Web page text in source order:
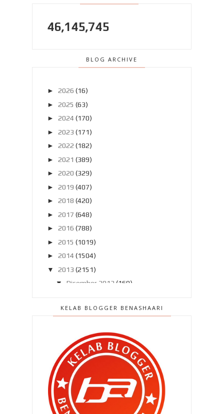
46,145,745
BLOG ARCHIVE
► 2026 (16)
► 2025 (63)
► 2024 (170)
► 2023 (171)
► 2022 (182)
► 2021 (389)
► 2020 (329)
► 2019 (407)
► 2018 (420)
► 2017 (648)
► 2016 (788)
► 2015 (1019)
► 2014 (1504)
▼
2013 (2151)
▼
Disember 2013 (169)
1/1/2014 !
Jangan perlecehkan darah ..
Qhaliff ok , ibu lak !
Kurus dah dia ..
Bertuah betul la !!
KELAB BLOGGER BENASHAARI